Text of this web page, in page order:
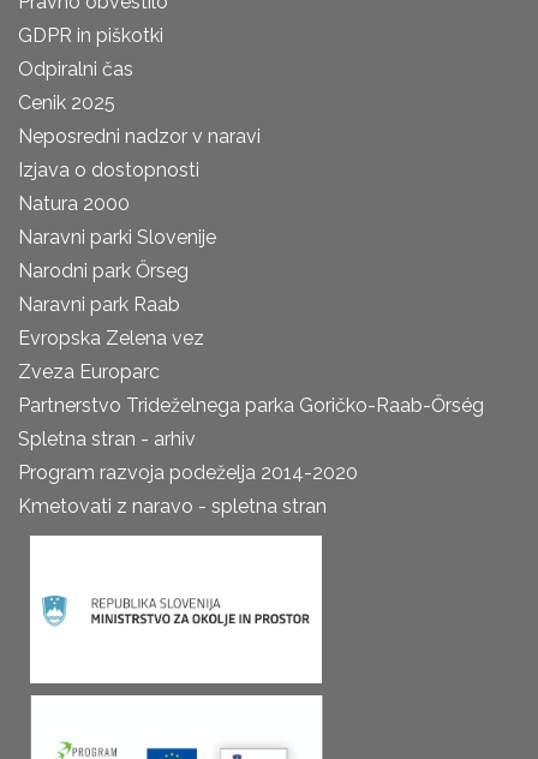
GDPR in piškotki
Odpiralni čas
Cenik 2025
Neposredni nadzor v naravi
Izjava o dostopnosti
Natura 2000
Naravni parki Slovenije
Narodni park Őrseg
Naravni park Raab
Evropska Zelena vez
Zveza Europarc
Partnerstvo Trideželnega parka Goričko-Raab-Őrség
Spletna stran - arhiv
Program razvoja podeželja 2014-2020
Kmetovati z naravo - spletna stran